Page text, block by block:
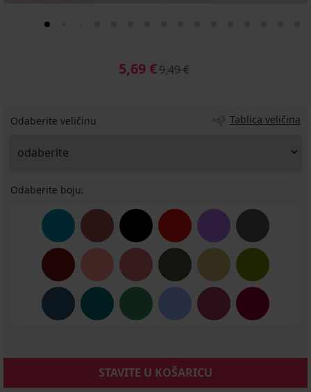
5,69 €9,49 €
Odaberite veličinu Tablica veličina
Odaberite boju:
STAVITE U KOŠARICU